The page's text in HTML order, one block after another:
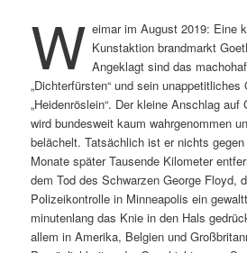
W eimar im August 2019: Eine
Kunstaktion brandmarkt
Angeklagt sind das
„Dichterfürsten“ und sein unappetitliches
„Heidenröslein“. Der kleine Anschlag auf
wird bundesweit kaum wahrgenommen
belächelt. Tatsächlich ist er nichts
Monate später Tausende Kilometer
dem Tod des Schwarzen George Floyd,
Polizeikontrolle in Minneapolis ein
minutenlang das Knie in den Hals
allem in Amerika, Belgien und